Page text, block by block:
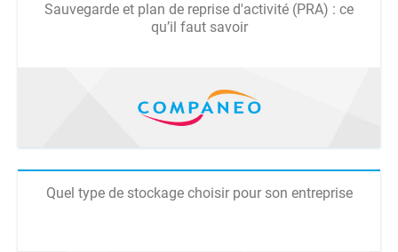
Sauvegarde et plan de reprise d'activité (PRA) : ce
qu’il faut savoir
Quel type de stockage choisir pour son entreprise